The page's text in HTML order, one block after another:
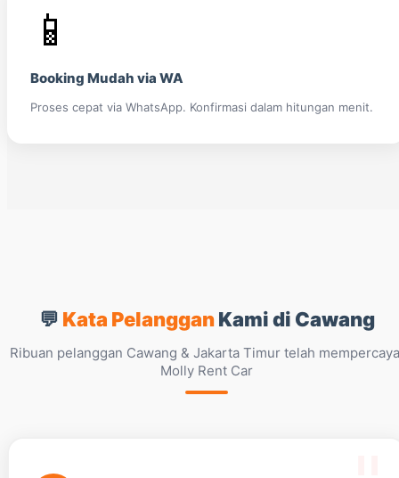
📱
Booking Mudah via WA
Proses cepat via WhatsApp. Konfirmasi dalam hitungan menit.
💬 Kata PelangganKami di Cawang
Ribuan pelanggan Cawang & Jakarta Timur telah
Molly Rent Car